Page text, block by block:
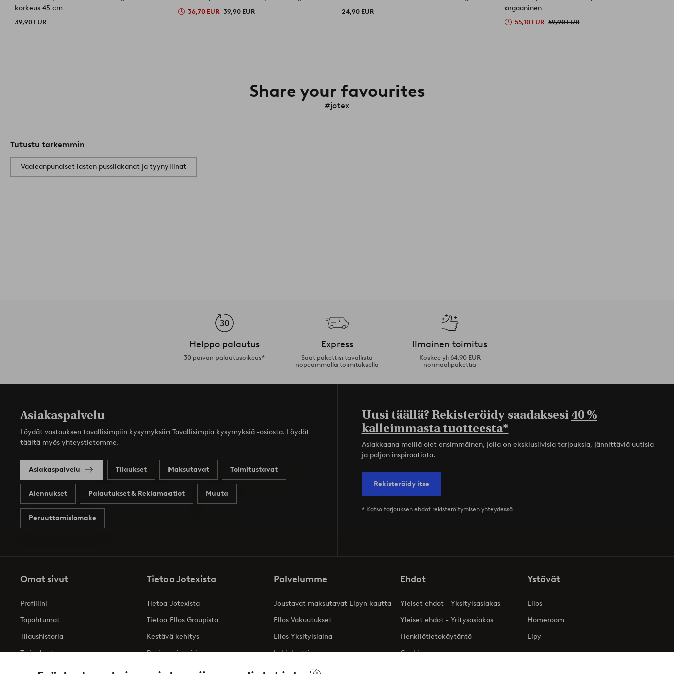
korkeus 45 cm
39,90 EUR
36,70 EUR 39,90 EUR 24,90 EUR
orgaaninen
55,10 EUR 59,90 EUR
Share your favourites
#jotex
Tutustu tarkemmin
Vaaleanpunaiset lasten pussilakanat ja tyynyliinat
Helppo palautus
30 päivän palautusoikeus*
Express
Saat pakettisi tavallista
nopeammalla toimituksella
Ilmainen toimitus
Koskee yli 64,90 EUR
normaalipakettia
Asiakaspalvelu
Löydät vastauksen tavallisimpiin kysymyksiin Tavallisimpia kysymyksiä -osiosta. Löydät
täältä myös yhteystietomme.
Asiakaspalvelu Tilaukset Maksutavat Toimitustavat
Alennukset Palautukset & Reklamaatiot Muuta
Peruuttamislomake
Uusi täällä? Rekisteröidy saadaksesi40 %
kalleimmasta tuotteesta*
Asiakkaana meillä olet ensimmäinen, jolla on eksklusiivisia tarjouksia, jännittäviä uutisia
ja paljon inspiraatiota.
Rekisteröidy itse
* Katso tarjouksen ehdot rekisteröitymisen yhteydessä
Omat sivut
Profiilini
Tapahtumat
Tilaushistoria
Tarjoukset
Tietoa Jotexista
Tietoa Jotexista
Tietoa Ellos Groupista
Kestävä kehitys
Business inquiries
Saavutettavuusseloste
Palvelumme
Joustavat maksutavat Elpyn kautta
Ellos Vakuutukset
Ellos Yksityislaina
Lahjakortti
Ehdot
Yleiset ehdot - Yksityisasiakas
Yleiset ehdot - Yritysasiakas
Henkilötietokäytäntö
Cookies
Ystävät
Ellos
Homeroom
Elpy